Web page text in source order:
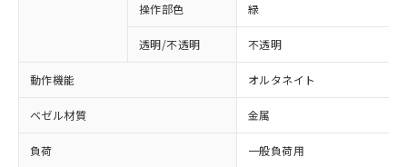
操作部色 緑
透明/不透明 不透明
動作機能 オルタネイト
ベゼル材質 金属
負荷 一般負荷用